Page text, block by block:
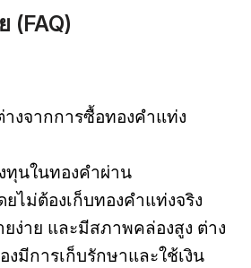
(FAQ)
างจากการซื้อทองคำแท่ง
ทุนในทองคำผ่าน
ไม่ต้องเก็บทองคำแท่งจริง
ง่าย และมีสภาพคล่องสูง ต่าง
มีการเก็บรักษาและใช้เงิน